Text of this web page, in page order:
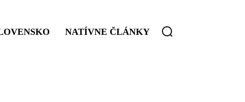
NATÍVNE ČLÁNKY